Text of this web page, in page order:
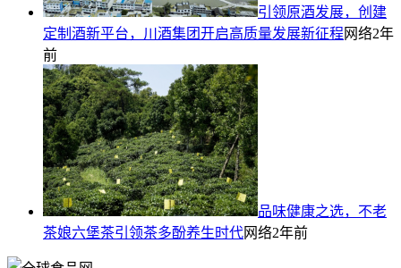
引领原酒发展，创建
定制酒新平台，川酒集团开启高质量发展新征程 网络2年
前
品味健康之选，不老
茶娘六堡茶引领茶多酚养生时代网络2年前